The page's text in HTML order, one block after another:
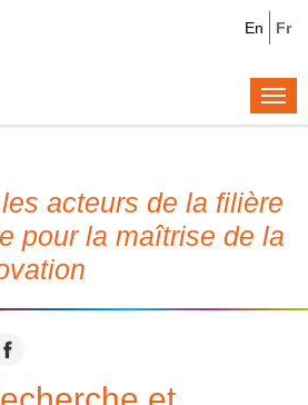
Fr
En
acteurs de la filière
pour la maîtrise de la